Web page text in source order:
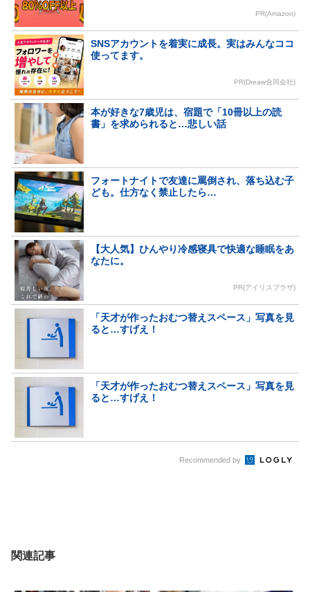
PR(Amazon)
SNSアカウントを着実に成長。実はみんなココ
使ってます。
PR(Dreaw合同会社)
本が好きな7歳児は、宿題で「10冊以上の読
書」を求められると…悲しい話
フォートナイトで友達に罵倒され、落ち込む子
ども。仕方なく禁止したら…
【大人気】ひんやり冷感寝具で快適な睡眠をあ
なたに。
PR(アイリスプラザ)
「天才が作ったおむつ替えスペース」写真を見
ると…すげえ！
「天才が作ったおむつ替えスペース」写真を見
ると…すげえ！
Recommended by
関連記事